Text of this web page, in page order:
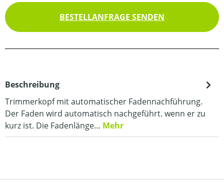
BESTELLANFRAGE SENDEN
Beschreibung
Trimmerkopf mit automatischer Fadennachführung.
Der Faden wird automatisch nachgeführt. wenn er zu
kurz ist. Die Fadenlänge… Mehr